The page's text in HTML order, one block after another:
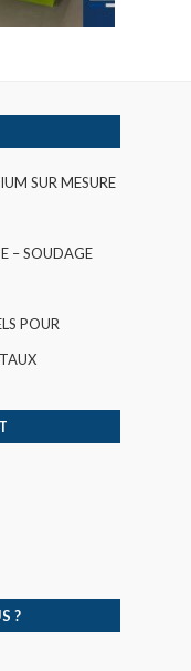
SUR MESURE
– SOUDAGE
POUR
?